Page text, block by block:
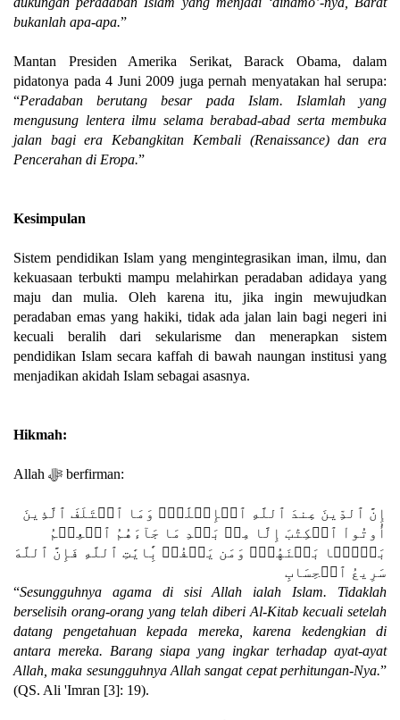
bukanlah apa-apa.”
Mantan Presiden Amerika Serikat, Barack Obama, dalam
pidatonya pada 4 Juni 2009 juga pernah menyatakan hal serupa:
“Peradaban berutang besar pada Islam. Islamlah yang
mengusung lentera ilmu selama berabad-abad serta membuka
jalan bagi era Kebangkitan Kembali (Renaissance) dan era
Pencerahan di Eropa.”
Kesimpulan
Sistem pendidikan Islam yang mengintegrasikan iman, ilmu, dan
kekuasaan terbukti mampu melahirkan peradaban adidaya yang
maju dan mulia. Oleh karena itu, jika ingin mewujudkan
peradaban emas yang hakiki, tidak ada jalan lain bagi negeri ini
kecuali beralih dari sekularisme dan menerapkan sistem
pendidikan Islam secara kaffah di bawah naungan institusi yang
menjadikan akidah Islam sebagai asasnya.
Hikmah:
Allah ﷻ berfirman:
إِنَّ ٱلدِّينَ عِندَ ٱللَّهِ ٱلۡإِسۡلَٰمُۗ وَمَا ٱخۡتَلَفَ ٱلَّذِينَ
أُوتُواْ ٱلۡكِتَٰبَ إِلَّا مِنۢ بَعۡدِ مَا جَآءَهُمُ ٱلۡعِلۡمُ
بَغۡيَۢا بَيۡنَهُمۡۗ وَمَن يَكۡفُرۡ بِ‍َٔايَٰتِ ٱللَّهِ فَإِنَّ ٱللَّهَ
سَرِيعُ ٱلۡحِسَابِ
“Sesungguhnya agama di sisi Allah ialah Islam. Tidaklah
berselisih orang-orang yang telah diberi Al-Kitab kecuali setelah
datang pengetahuan kepada mereka, karena kedengkian di
antara mereka. Barang siapa yang ingkar terhadap ayat-ayat
Allah, maka sesungguhnya Allah sangat cepat perhitungan-Nya.”
(QS. Ali 'Imran [3]: 19).